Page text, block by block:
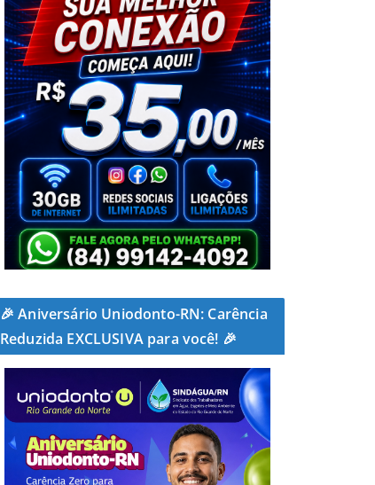
🎉 Aniversário Uniodonto-RN: Carência
Reduzida EXCLUSIVA para você! 🎉